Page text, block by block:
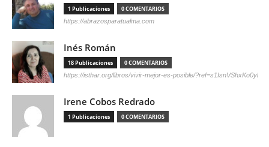
1 Publicaciones 0 COMENTARIOS
https://abrazosparatualma.com
Inés Román
18 Publicaciones 0 COMENTARIOS
https://isthar.org/libros/vivir-mejor-es-posible/?ref=s1IsnVShxKo0yl
Irene Cobos Redrado
1 Publicaciones 0 COMENTARIOS